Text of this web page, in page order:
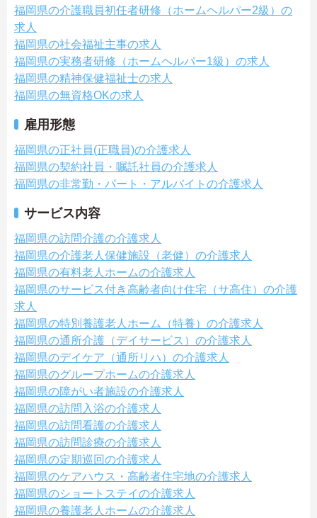
福岡県の介護職員初任者研修（ホームヘルパー2級）の
求人
福岡県の社会福祉主事の求人
福岡県の実務者研修（ホームヘルパー1級）の求人
福岡県の精神保健福祉士の求人
福岡県の無資格OKの求人
雇用形態
福岡県の正社員(正職員)の介護求人
福岡県の契約社員・嘱託社員の介護求人
福岡県の非常勤・パート・アルバイトの介護求人
サービス内容
福岡県の訪問介護の介護求人
福岡県の介護老人保健施設（老健）の介護求人
福岡県の有料老人ホームの介護求人
福岡県のサービス付き高齢者向け住宅（サ高住）の介護
求人
福岡県の特別養護老人ホーム（特養）の介護求人
福岡県の通所介護（デイサービス）の介護求人
福岡県のデイケア（通所リハ）の介護求人
福岡県のグループホームの介護求人
福岡県の障がい者施設の介護求人
福岡県の訪問入浴の介護求人
福岡県の訪問看護の介護求人
福岡県の訪問診療の介護求人
福岡県の定期巡回の介護求人
福岡県のケアハウス・高齢者住宅地の介護求人
福岡県のショートステイの介護求人
福岡県の養護老人ホームの介護求人